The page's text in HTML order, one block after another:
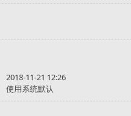
2018-11-21 12:26
使用系统默认